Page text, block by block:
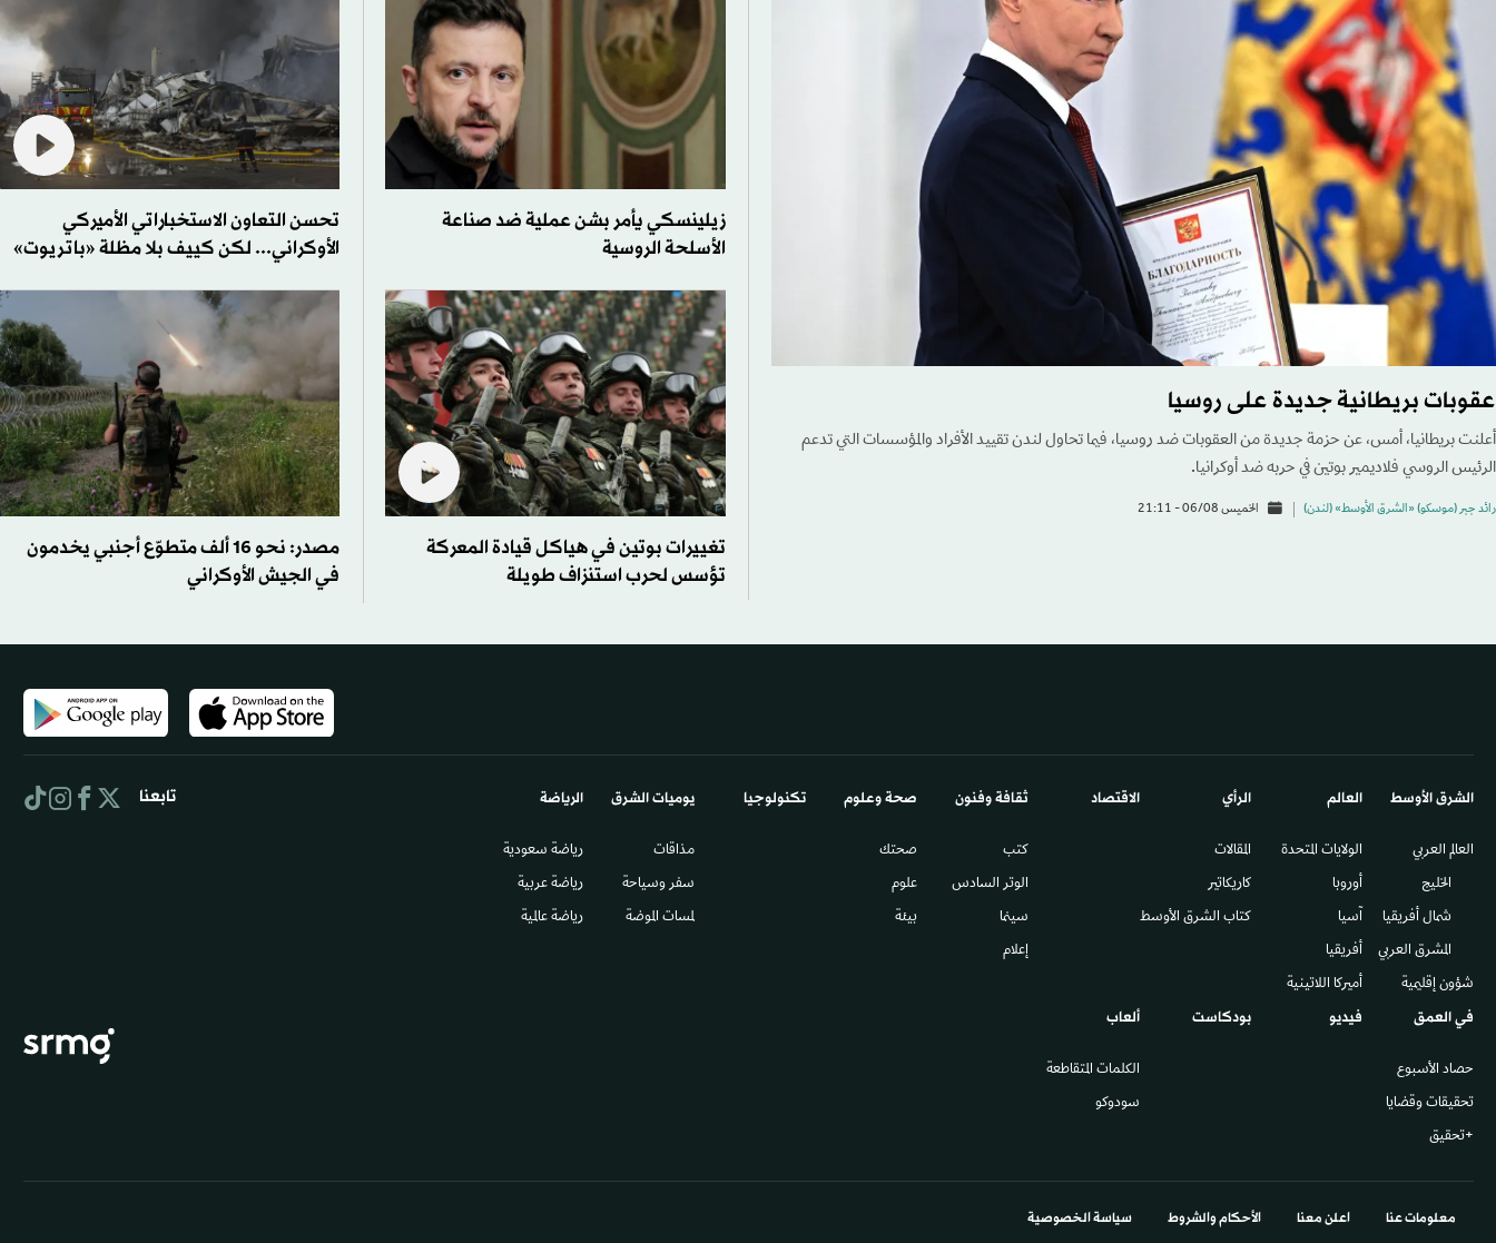
عقوبات بريطانية جديدة على روسيا
أعلنت بريطانيا، أمس، عن حزمة جديدة من العقوبات ضد روسيا، فيما تحاول لندن تقييد الأفراد والمؤسسات التي تدعم
الرئيس الروسي فلاديمير بوتين في حربه ضد أوكرانيا.
رائد جبر (موسكو) «الشرق الأوسط» (لندن) الخميس 06/08 - 21:11
زيلينسكي يأمر بشن عملية ضد صناعة
الأسلحة الروسية
تحسن التعاون الاستخباراتي الأميركي
الأوكراني... لكن كييف بلا مظلة «باتريوت»
تغييرات بوتين في هياكل قيادة المعركة
تؤسس لحرب استنزاف طويلة
مصدر: نحو 16 ألف متطوّع أجنبي يخدمون
في الجيش الأوكراني
الشرق الأوسط​
العالم العربي
الخليج
شمال أفريقيا
المشرق العربي
شؤون إقليمية
العالم
الولايات المتحدة
أوروبا
آسيا
أفريقيا
أميركا اللاتينية
الرأي
المقالات
كاريكاتير
كتاب الشرق الأوسط
الاقتصاد ثقافة وفنون
كتب
الوتر السادس​
سينما
إعلام
صحة وعلوم
صحتك
علوم
بيئة
تكنولوجيا يوميات الشرق​
مذاقات
سفر وسياحة
لمسات الموضة
الرياضة
رياضة سعودية
رياضة عربية
رياضة عالمية
في العمق
حصاد الأسبوع
تحقيقات وقضايا
+تحقيق
فيديو بودكاست ألعاب
الكلمات المتقاطعة
سودوكو
تابعنا
معلومات عنا اعلن معنا الأحكام والشروط سياسة الخصوصية